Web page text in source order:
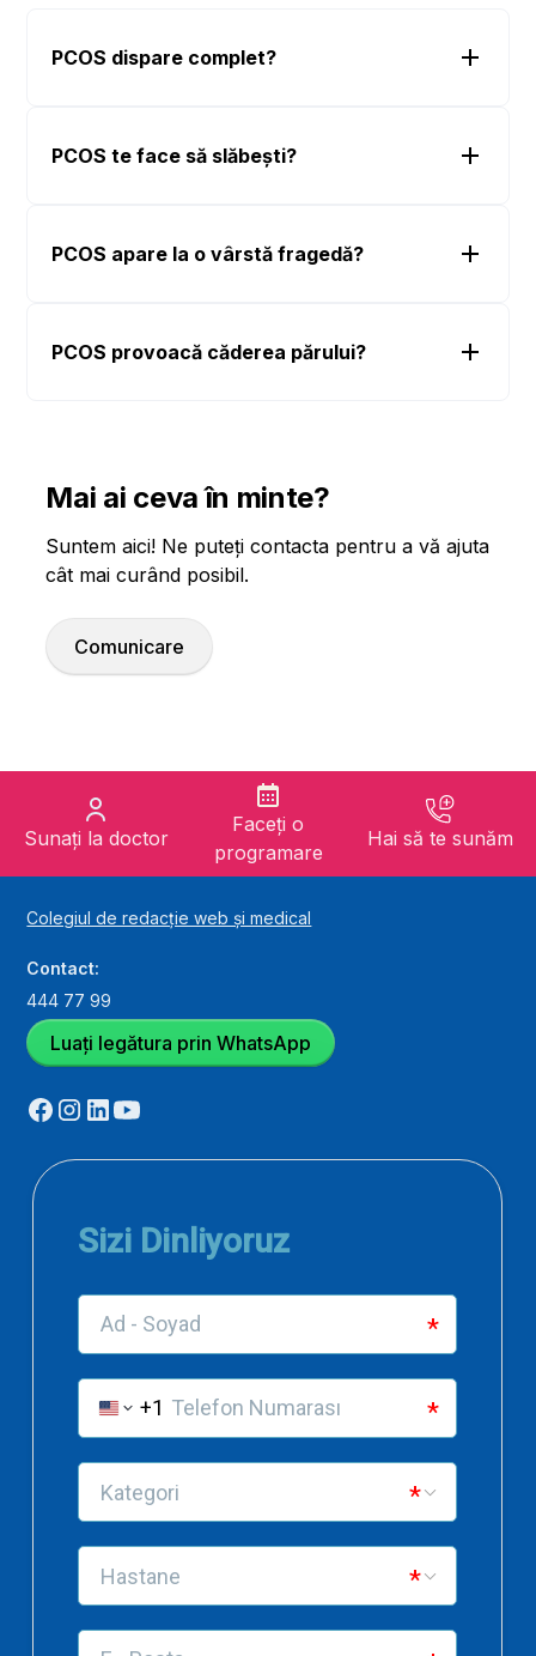
PCOS dispare complet?
PCOS te face să slăbești?
PCOS apare la o vârstă fragedă?
PCOS provoacă căderea părului?
Mai ai ceva în minte?
Suntem aici! Ne puteți contacta pentru a vă ajuta
cât mai curând posibil.
Comunicare
Sunați la doctor
Faceți o
programare
Hai să te sunăm
Colegiul de redacție web și medical
Contact:
444 77 99
Luați legătura prin WhatsApp